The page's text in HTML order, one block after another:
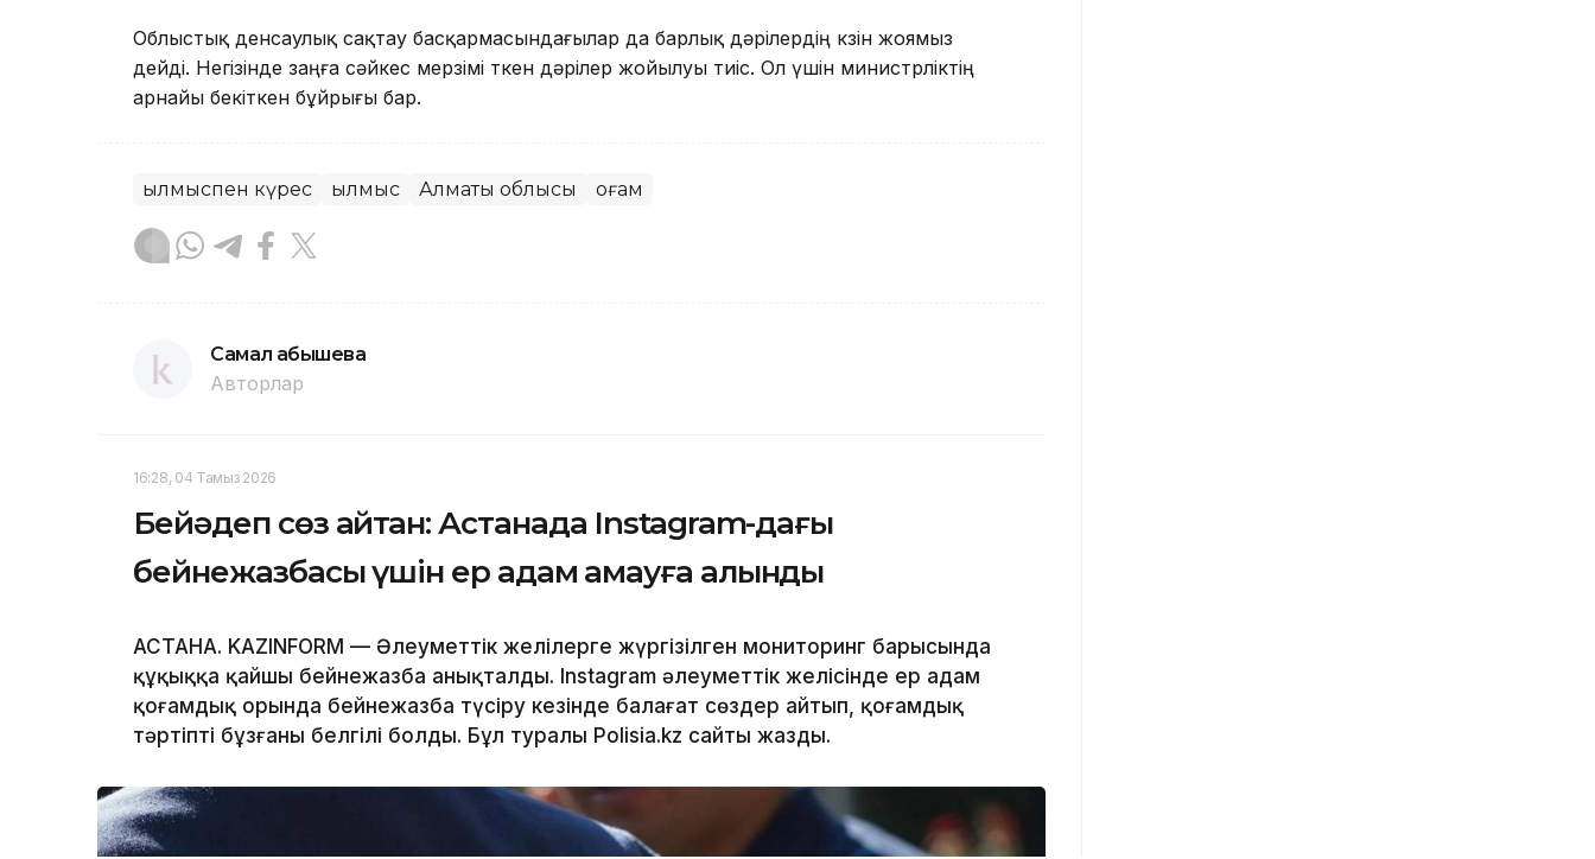
Облыстық денсаулық сақтау басқармасындағылар да барлық дәрілердің көзін жоямыз
дейді. Негізінде заңға сәйкес мерзімі өткен дәрілер жойылуы тиіс. Ол үшін министрліктің
арнайы бекіткен бұйрығы бар.
Қылмыспен күрес Қылмыс Алматы облысы Қоғам
Самал Қабышева
Авторлар
16:28, 04 Тамыз 2026
Бейәдеп сөз айтқан: Астанада Instagram-дағы
бейнежазбасы үшін ер адам қамауға алынды
АСТАНА. KAZINFORM — Әлеуметтік желілерге жүргізілген мониторинг барысында
құқыққа қайшы бейнежазба анықталды. Instagram әлеуметтік желісінде ер адам
қоғамдық орында бейнежазба түсіру кезінде балағат сөздер айтып, қоғамдық
тәртіпті бұзғаны белгілі болды. Бұл туралы Polisia.kz сайты жазды.